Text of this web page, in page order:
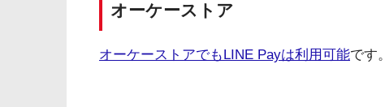
オーケーストア
オーケーストアでもLINE Payは利用可能です。